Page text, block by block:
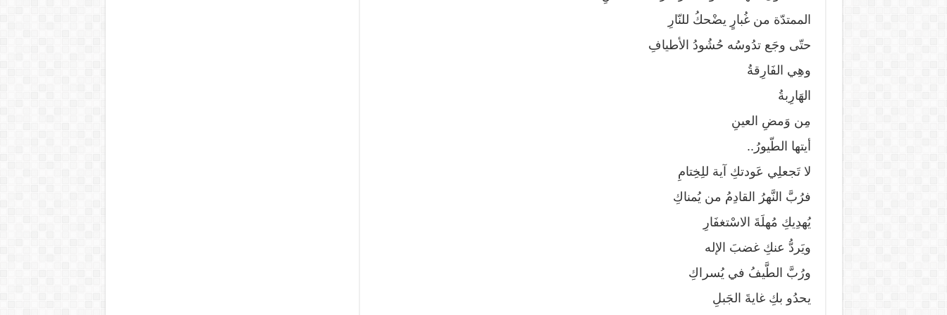
الممتدّة من غُبارٍ يضْحكُ للنّارِ
حتّى وجَع تدُوسُه حُشُودُ الأطيافِ
وهِي الفَارِقةُ
الهَارِبةُ
مِن وَمضِ العينِ
أيتها الطّيورُ..
لا تَجعلِي عَودتكِ آية للِخِتامِ
فرُبَّ النَّهرُ القادِمُ من يُمناكِ
يُهدِيكِ مُهلَةَ الاسْتغفَارِ
ويَردُّ عنكِ غضبَ الإله
ورُبَّ الطَّيفُ في يُسراكِ
يحدُو بكِ غايةَ الجَبلِ